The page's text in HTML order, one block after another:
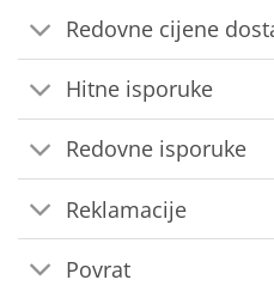
Redovne cijene
Hitne isporuke
Redovne isporuke
Reklamacije
Povrat